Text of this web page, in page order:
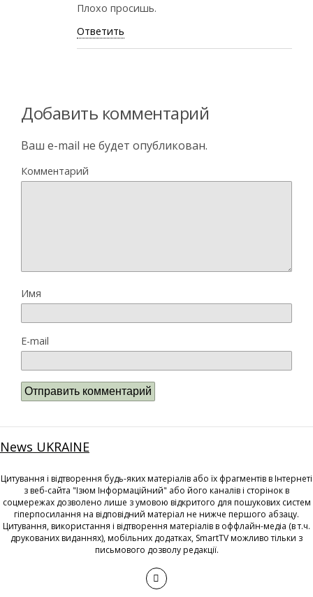
Плохо просишь.
Ответить
Добавить комментарий
Ваш e-mail не будет опубликован.
Комментарий
Имя
E-mail
News UKRAINE
Цитування і відтворення будь-яких матеріалів або їх фрагментів в Інтернеті
з веб-сайта "Ізюм Інформаційний" або його каналів і сторінок в
соцмережах дозволено лише з умовою відкритого для пошукових систем
гіперпосилання на відповідний матеріал не нижче першого абзацу.
Цитування, використання і відтворення матеріалів в оффлайн-медіа (в т.ч.
друкованих виданнях), мобільних додатках, SmartTV можливо тільки з
письмового дозволу редакції.